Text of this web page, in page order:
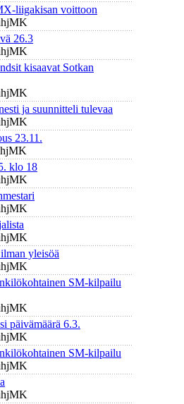
liigakisan voittoon
26.3
kisaavat Sotkan
ja suunnitteli tulevaa
23.11.
klo 18
yleisöä
SM-kilpailu
päivämäärä 6.3.
SM-kilpailu